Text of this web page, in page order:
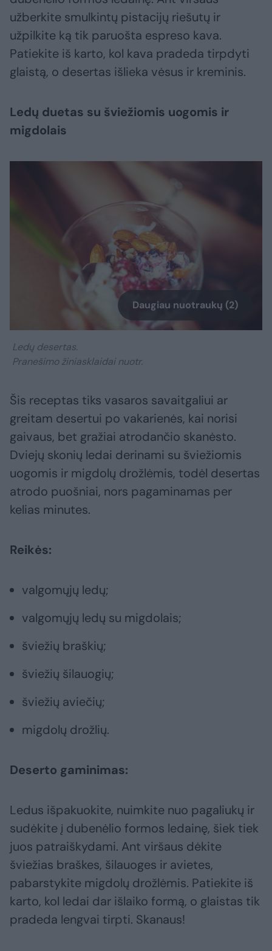
užberkite smulkintų pistacijų riešutų ir
užpilkite ką tik paruošta espreso kava.
Patiekite iš karto, kol kava pradeda tirpdyti
glaistą, o desertas išlieka vėsus ir kreminis.
Ledų duetas su šviežiomis uogomis ir
migdolais
Daugiau nuotraukų (2)
Ledų desertas.
Pranešimo žiniasklaidai nuotr.
Šis receptas tiks vasaros savaitgaliui ar
greitam desertui po vakarienės, kai norisi
gaivaus, bet gražiai atrodančio skanėsto.
Dviejų skonių ledai derinami su šviežiomis
uogomis ir migdolų drožlėmis, todėl desertas
atrodo puošniai, nors pagaminamas per
kelias minutes.
Reikės:
valgomųjų ledų;
valgomųjų ledų su migdolais;
šviežių braškių;
šviežių šilauogių;
šviežių aviečių;
migdolų drožlių.
Deserto gaminimas:
Ledus išpakuokite, nuimkite nuo pagaliukų ir
sudėkite į dubenėlio formos ledainę, šiek tiek
juos patraiškydami. Ant viršaus dėkite
šviežias braškes, šilauoges ir avietes,
pabarstykite migdolų drožlėmis. Patiekite iš
karto, kol ledai dar išlaiko formą, o glaistas tik
pradeda lengvai tirpti. Skanaus!